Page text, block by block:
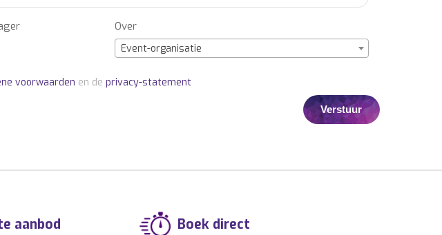
Over
Event-organisatie
voorwaarden en de privacy-statement
aanbod Boek direct